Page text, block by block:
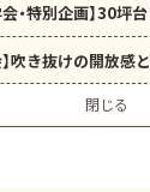
閉じる